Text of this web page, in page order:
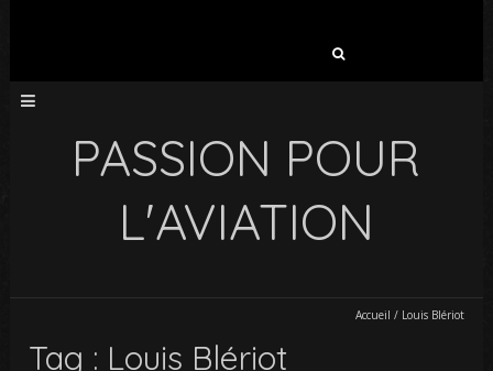
PASSION POUR
L'AVIATION
Accueil / Louis Blériot
Tag : Louis Blériot